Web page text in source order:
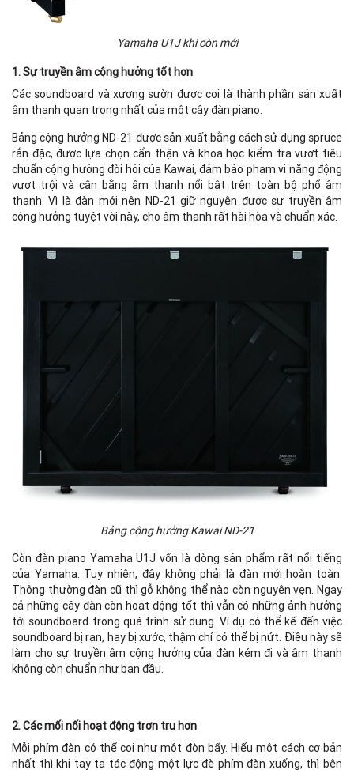
Yamaha U1J khi còn mới
1. Sự truyền âm cộng hưởng tốt hơn
Các soundboard và xương sườn được coi là thành phần sản xuất
âm thanh quan trọng nhất của một cây đàn piano.
Bảng cộng hưởng ND-21 được sản xuất bằng cách sử dụng spruce
rắn đặc, được lựa chọn cẩn thận và khoa học kiểm tra vượt tiêu
chuẩn cộng hưởng đòi hỏi của Kawai, đảm bảo phạm vi năng động
vượt trội và cân bằng âm thanh nổi bật trên toàn bộ phổ âm
thanh. Vì là đàn mới nên ND-21 giữ nguyên được sự truyền âm
cộng hưởng tuyệt vời này, cho âm thanh rất hài hòa và chuẩn xác.
Bảng cộng hưởng Kawai ND-21
Còn đàn piano Yamaha U1J vốn là dòng sản phẩm rất nổi tiếng
của Yamaha. Tuy nhiên, đây không phải là đàn mới hoàn toàn.
Thông thường đàn cũ thì gỗ không thể nào còn nguyên vẹn. Ngay
cả những cây đàn còn hoạt động tốt thì vẫn có những ảnh hưởng
tới soundboard trong quá trình sử dụng. Ví dụ có thể kế đến việc
soundboard bị rạn, hay bị xước, thậm chí có thể bị nứt. Điều này sẽ
làm cho sự truyền âm cộng hưởng của đàn kém đi và âm thanh
không còn chuẩn như ban đầu.
2. Các mối nối hoạt động trơn tru hơn
Mỗi phím đàn có thể coi như một đòn bẩy. Hiểu một cách cơ bản
nhất thì khi tay ta tác động một lực đè phím đàn xuống, thì bên